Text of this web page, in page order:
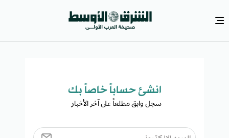
انشئ حساباً خاصاً بك​
سجل وابق مطلعاً على آخر الأخبار ​